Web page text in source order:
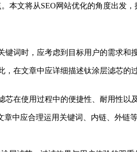
本文将从SEO网站优化的角度出发
词时，应考虑到目标用户的需求和
在文章中应详细描述钛涂层滤芯的
在使用过程中的便捷性、耐用性以
中应合理运用关键词、内链、外链